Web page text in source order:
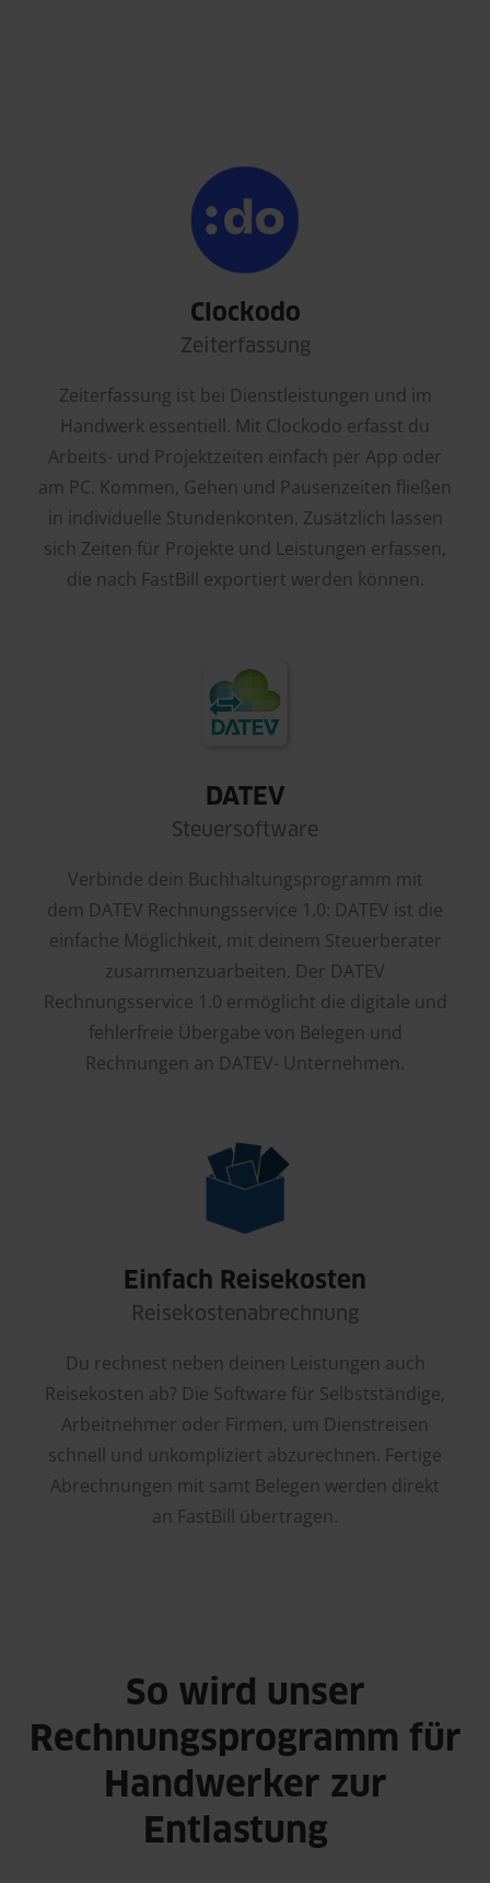
Clockodo
Zeiterfassung
Zeiterfassung ist bei Dienstleistungen und im
Handwerk essentiell. Mit Clockodo erfasst du
Arbeits- und Projektzeiten einfach per App oder
am PC. Kommen, Gehen und Pausenzeiten fließen
in individuelle Stundenkonten. Zusätzlich lassen
sich Zeiten für Projekte und Leistungen erfassen,
die nach FastBill exportiert werden können.
DATEV
Steuersoftware
Verbinde dein Buchhaltungsprogramm mit
dem DATEV Rechnungsservice 1.0: DATEV ist die
einfache Möglichkeit, mit deinem Steuerberater
zusammenzuarbeiten. Der DATEV
Rechnungsservice 1.0 ermöglicht die digitale und
fehlerfreie Übergabe von Belegen und
Rechnungen an DATEV- Unternehmen.
Einfach Reisekosten
Reisekostenabrechnung
Du rechnest neben deinen Leistungen auch
Reisekosten ab? Die Software für Selbstständige,
Arbeitnehmer oder Firmen, um Dienstreisen
schnell und unkompliziert abzurechnen. Fertige
Abrechnungen mit samt Belegen werden direkt
an FastBill übertragen.
So wird unser
Rechnungsprogramm für
Handwerker zur
Entlastung